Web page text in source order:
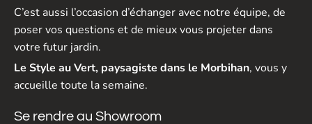
C’est aussi l’occasion d’échanger avec notre équipe, de
poser vos questions et de mieux vous projeter dans
votre futur jardin.
Le Style au Vert, paysagiste dans le Morbihan, vous y
accueille toute la semaine.
Se rendre au Showroom